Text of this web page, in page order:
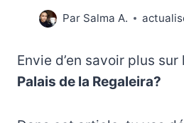
Par Salma A.
Envie d’en savoir plus
Palais de la Regaleira?